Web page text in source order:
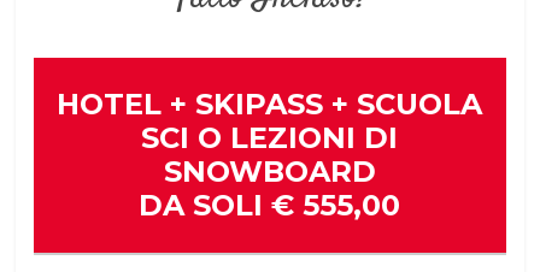
HOTEL + SKIPASS + SCUOLA
SCI O LEZIONI DI
SNOWBOARD
DA SOLI € 555,00